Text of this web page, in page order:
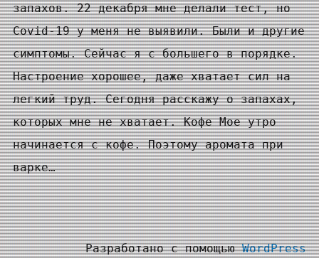
запахов. 22 декабря мне делали тест, но
Covid-19 у меня не выявили. Были и другие
симптомы. Сейчас я с большего в порядке.
Настроение хорошее, даже хватает сил на
легкий труд. Сегодня расскажу о запахах,
которых мне не хватает. Кофе Мое утро
начинается с кофе. Поэтому аромата при
варке…
Разработано с помощьюWordPress